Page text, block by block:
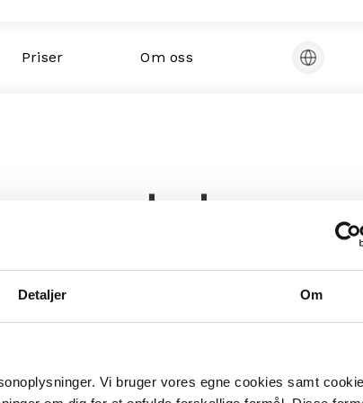
Detaljer Om
Vi bruger vores egne cookies samt
Priser Om oss